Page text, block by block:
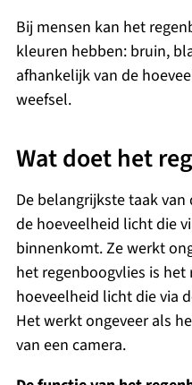
Bij mensen kan het
kleuren hebben: bruin,
afhankelijk van de
weefsel.
Wat doet het
De belangrijkste taak
de hoeveelheid licht die
binnenkomt. Ze werkt
het regenboogvlies is het
hoeveelheid licht die via
Het werkt ongeveer als
van een camera.